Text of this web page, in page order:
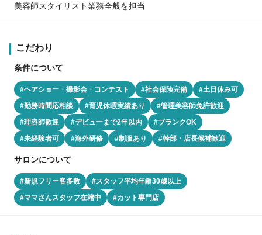
美容師スタイリスト業務全般を担当
こだわり
条件について
#ヘアショー・撮影会・コンテスト #社会保険完備
#土日休み可
#勤務時間応相談
#育児休暇実績あり
#管理美容師免許歓迎
#理容師歓迎
#デビューまで2年以内
#ブランクOK
#未経験者可
#海外研修 #制服あり #幹部・店長候補歓迎
サロンについて
#新規フリー客多数
#スタッフ平均年齢30歳以上
#ママさんスタッフ在籍中
#カット専門店